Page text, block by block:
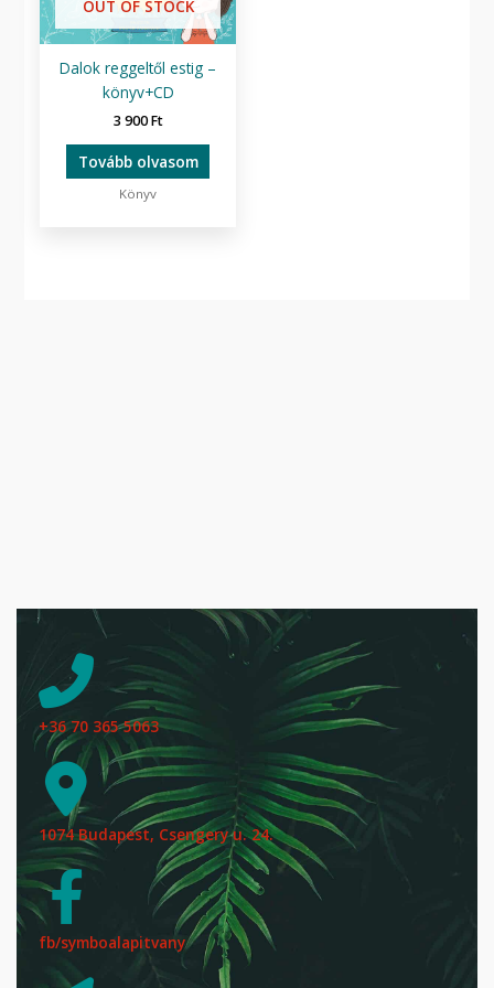
OUT OF STOCK
Dalok reggeltől estig –
könyv+CD
3 900Ft
Tovább olvasom
Könyv
+36 70 365 5063
1074 Budapest, Csengery u. 24.
fb/symboalapitvany